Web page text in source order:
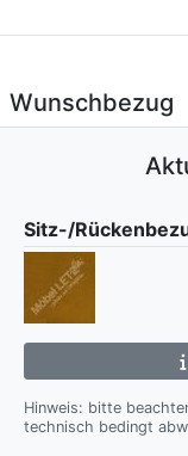
Wunschbezug
Sitz-/
Hinweis: bitte
technisch bedingt